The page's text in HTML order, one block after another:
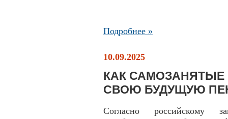
Подробнее »
10.09.2025
КАК
СВОЮ БУДУЩУЮ
Согласно российскому